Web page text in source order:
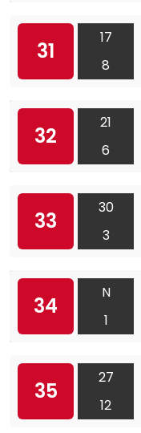
31
17
8
32
21
6
33
30
3
34
N
1
35
27
12